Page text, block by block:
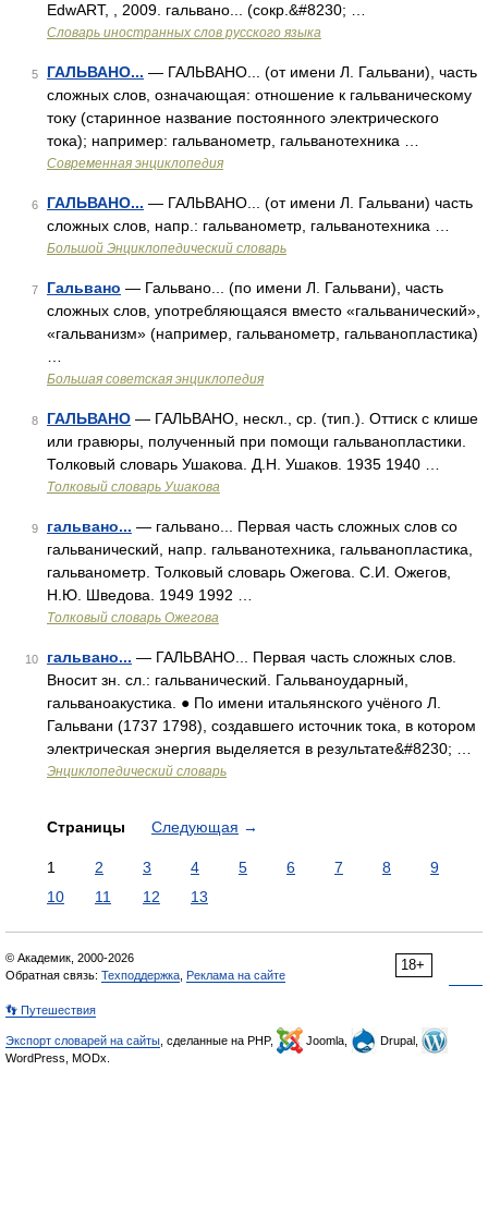
EdwART, , 2009. гальвано... (сокр.&#8230; …
Словарь иностранных слов русского языка
5 ГАЛЬВАНО... — ГАЛЬВАНО... (от имени Л. Гальвани), часть
сложных слов, означающая: отношение к гальваническому
току (старинное название постоянного электрического
тока); например: гальванометр, гальванотехника …
Современная энциклопедия
6 ГАЛЬВАНО... — ГАЛЬВАНО... (от имени Л. Гальвани) часть
сложных слов, напр.: гальванометр, гальванотехника …
Большой Энциклопедический словарь
7 Гальвано — Гальвано... (по имени Л. Гальвани), часть
сложных слов, употребляющаяся вместо «гальванический»,
«гальванизм» (например, гальванометр, гальванопластика)
Большая советская энциклопедия
8 ГАЛЬВАНО — ГАЛЬВАНО, нескл., ср. (тип.). Оттиск с клише
или гравюры, полученный при помощи гальванопластики.
Толковый словарь Ушакова. Д.Н. Ушаков. 1935 1940 …
Толковый словарь Ушакова
9 гальвано... — гальвано... Первая часть сложных слов со
гальванический, напр. гальванотехника, гальванопластика,
гальванометр. Толковый словарь Ожегова. С.И. Ожегов,
Н.Ю. Шведова. 1949 1992 …
Толковый словарь Ожегова
10 гальвано... — ГАЛЬВАНО... Первая часть сложных слов.
Вносит зн. сл.: гальванический. Гальваноударный,
гальваноакустика. ● По имени итальянского учёного Л.
Гальвани (1737 1798), создавшего источник тока, в котором
электрическая энергия выделяется в результате&#8230; …
Энциклопедический словарь
Страницы Следующая →
1 2 3 4 5 6 7 8
9
10
11 12 13
18+
© Академик, 2000-2026
Обратная связь: Техподдержка Реклама на сайте
👣 Путешествия
Экспорт словарей на сайты , сделанные на PHP, Joomla,
Drupal,
WordPress, MODx.